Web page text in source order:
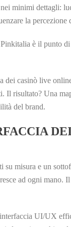
minimi dettagli:
la
è il punto
dei casinò live
Il risultato? Una
del brand.
misura e un
ad ogni mano.
UI/UX